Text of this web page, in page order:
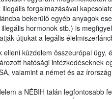
forgalmazásával
bekerülő egyéb anyagok
hormonok stb.) is
útjukat a legális
küzdelem összeurópai ügy,
hatósági intézkedéseknek
valamint a német és az
a NÉBIH talán legfontosabb